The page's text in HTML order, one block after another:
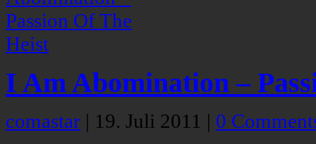
I Am Abomination –
comastar | 19. Juli 2011 | 0